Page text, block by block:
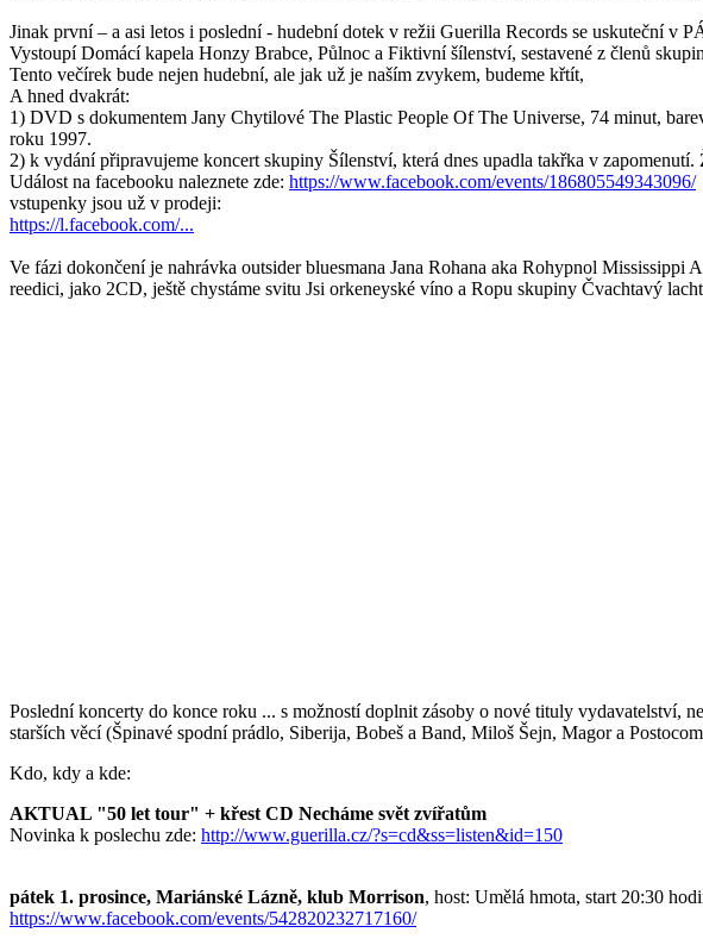
Jinak první – a asi letos i poslední - hudební dotek v režii Guerilla Records se uskuteční
Vystoupí Domácí kapela Honzy Brabce, Půlnoc a Fiktivní šílenství, sestavené z členů
Tento večírek bude nejen hudební, ale jak už je naším zvykem, budeme křtít,
A hned dvakrát:
1) DVD s dokumentem Jany Chytilové The Plastic People Of The Universe, 74 minut,
roku 1997.
2) k vydání připravujeme koncert skupiny Šílenství, která dnes upadla takřka v
Událost na facebooku naleznete zde: https://www.facebook.com/events/186805549343096/
vstupenky jsou už v prodeji:
https://l.facebook.com/...
Ve fázi dokončení je nahrávka outsider bluesmana Jana Rohana aka Rohypnol
reedici, jako 2CD, ještě chystáme svitu Jsi orkeneyské víno a Ropu skupiny Čvachtavý
Poslední koncerty do konce roku ... s možností doplnit zásoby o nové tituly
starších věcí (Špinavé spodní prádlo, Siberija, Bobeš a Band, Miloš Šejn, Magor a
Kdo, kdy a kde:
AKTUAL "50 let tour" + křest CD Necháme svět zvířatům
Novinka k poslechu zde: http://www.guerilla.cz/?s=cd&ss=listen&id=150
pátek 1. prosince, Mariánské Lázně, klub Morrison, host: Umělá hmota, start 20:30
https://www.facebook.com/events/542820232717160/